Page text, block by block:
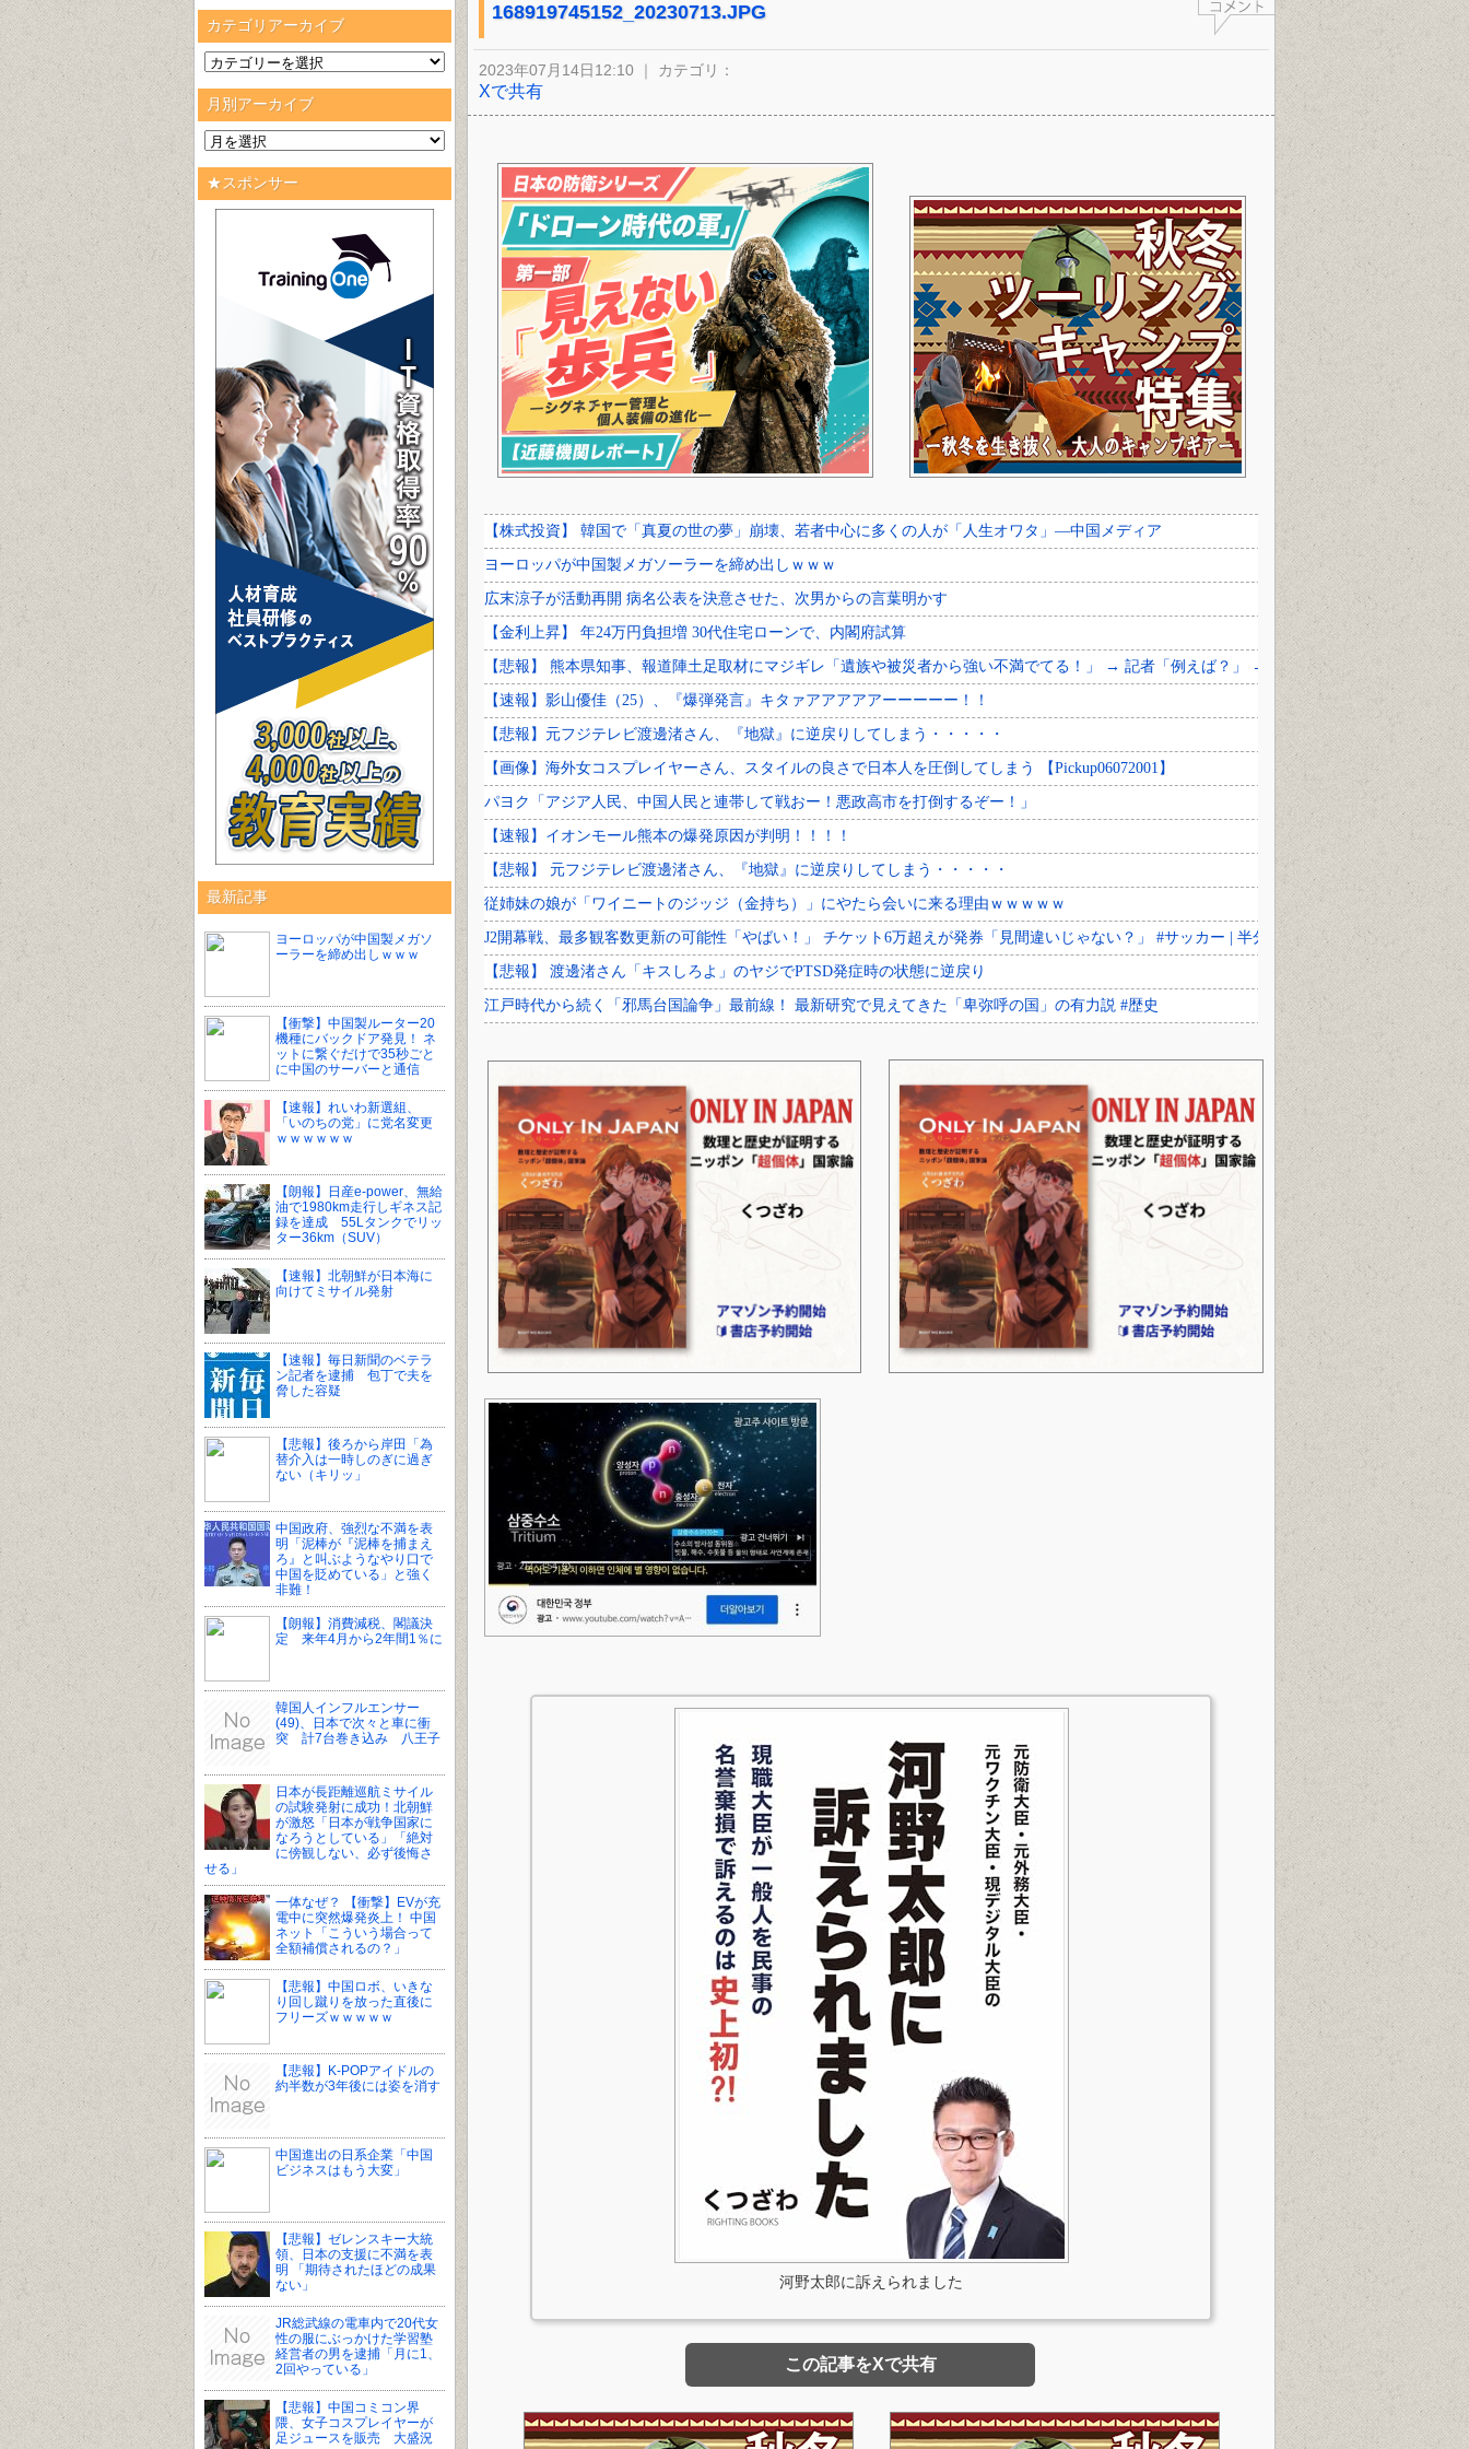
カテゴリアーカイブ
月別アーカイブ
★スポンサー
最新記事
ヨーロッパが中国製メガソ
ーラーを締め出しｗｗｗ
【衝撃】中国製ルーター20
機種にバックドア発見！ ネ
ットに繋ぐだけで35秒ごと
に中国のサーバーと通信
【速報】れいわ新選組、
「いのちの党」に党名変更
ｗｗｗｗｗｗ
【朗報】日産e-power、無給
油で1980km走行しギネス記
録を達成 55Lタンクでリッ
ター36km（SUV）
【速報】北朝鮮が日本海に
向けてミサイル発射
【速報】毎日新聞のベテラ
ン記者を逮捕 包丁で夫を
脅した容疑
【悲報】後ろから岸田「為
替介入は一時しのぎに過ぎ
ない（キリッ」
中国政府、強烈な不満を表
明「泥棒が『泥棒を捕まえ
ろ』と叫ぶようなやり口で
中国を貶めている」と強く
非難！
【朗報】消費減税、閣議決
定 来年4月から2年間1％に
韓国人インフルエンサー
(49)、日本で次々と車に衝
突 計7台巻き込み 八王子
日本が長距離巡航ミサイル
の試験発射に成功！北朝鮮
が激怒「日本が戦争国家に
なろうとしている」「絶対
に傍観しない、必ず後悔さ
せる」
一体なぜ？ 【衝撃】EVが充
電中に突然爆発炎上！ 中国
ネット「こういう場合って
全額補償されるの？」
【悲報】中国ロボ、いきな
り回し蹴りを放った直後に
フリーズｗｗｗｗｗ
【悲報】K-POPアイドルの
約半数が3年後には姿を消す
中国進出の日系企業「中国
ビジネスはもう大変」
【悲報】ゼレンスキー大統
領、日本の支援に不満を表
明 「期待されたほどの成果
ない」
JR総武線の電車内で20代女
性の服にぶっかけた学習塾
経営者の男を逮捕「月に1、
2回やっている」
【悲報】中国コミコン界
隈、女子コスプレイヤーが
足ジュースを販売 大盛況
168919745152_20230713.JPG
2023年07月14日12:10 ｜ カテゴリ：
Xで共有
河野太郎に訴えられました
この記事をXで共有